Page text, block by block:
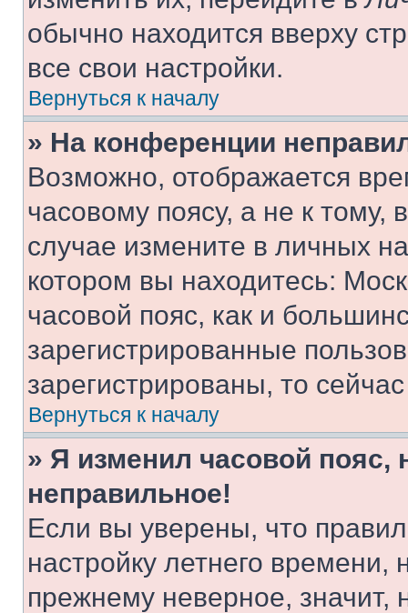
обычно находится вверху
все свои настройки.
Вернуться к началу
» На конференции
Возможно, отображается
часовому поясу, а не к тому,
случае измените в личных
котором вы находитесь:
часовой пояс, как и
зарегистрированные
зарегистрированы, то
Вернуться к началу
» Я изменил часовой пояс,
неправильное!
Если вы уверены, что
настройку летнего
прежнему неверное, значит,